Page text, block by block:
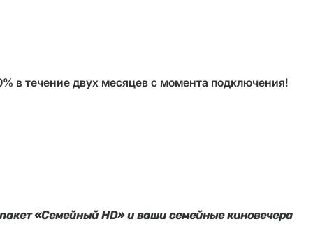
в течение двух месяцев с момента подключения!
«Семейный HD» и ваши семейные киновечера